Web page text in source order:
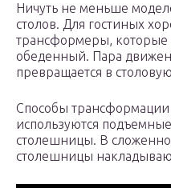
Ничуть не меньше
столов. Для гостиных
трансформеры, которые
обеденный. Пара
превращается в
Способы
используются
столешницы. В
столешницы